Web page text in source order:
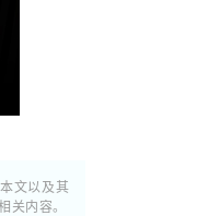
文以及其
内容。